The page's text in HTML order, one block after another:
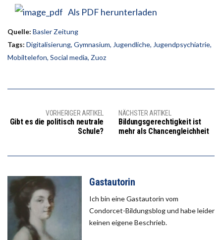
Als PDF herunterladen
Quelle: Basler Zeitung
Tags: Digitalisierung, Gymnasium, Jugendliche, Jugendpsychiatrie,
Mobiltelefon, Social media, Zuoz
VORHERIGER ARTIKEL
Gibt es die politisch neutrale
Schule?
NÄCHSTER ARTIKEL
Bildungsgerechtigkeit ist
mehr als Chancengleichheit
Gastautorin
Ich bin eine Gastautorin vom
Condorcet-Bildungsblog und habe leider
keinen eigene Beschrieb.